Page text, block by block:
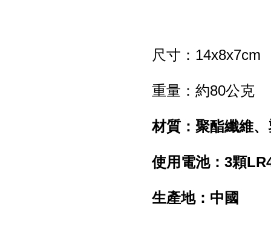
尺寸：14x8x7cm
重量：約80公克
材質：聚酯纖維
使用電池：3顆
生產地：中國